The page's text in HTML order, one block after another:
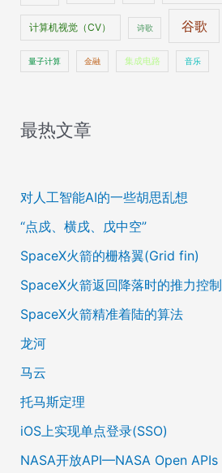
计算机视觉（CV） 诗歌 谷歌
量子计算 金融 集成电路 音乐
最热文章
对人工智能AI的一些胡思乱想
“点戍、横戌、戊中空”
SpaceX火箭的栅格翼(Grid fin)
SpaceX火箭返回降落时的推力控制
SpaceX火箭精准着陆的算法
龙河
马云
托马斯定理
iOS上实现单点登录(SSO)
NASA开放API—NASA Open APIs